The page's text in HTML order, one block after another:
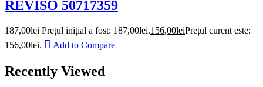
REVISO 50717359
187,00lei Prețul inițial a fost: 187,00lei.156,00leiPrețul curent este:
156,00lei.
Add to Compare
Recently Viewed